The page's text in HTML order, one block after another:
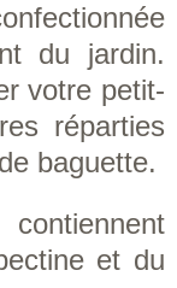
du jardin.
votre petit-
réparties
baguette.
contiennent
et du